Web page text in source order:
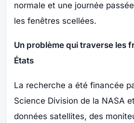
normale et une journée
les fenêtres scellées.
Un problème qui traverse les
États
La recherche a été financée
Science Division de la NASA
données satellites, des